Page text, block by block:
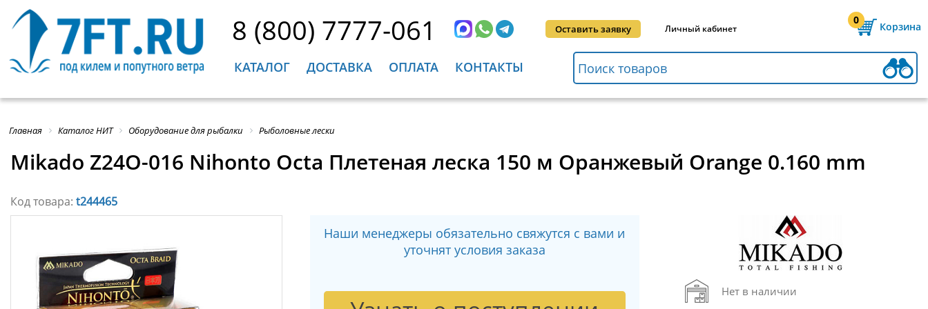
8 (800) 7777-061 Оставить заявку Личный кабинет
0
Корзина
КАТАЛОГ ДОСТАВКА ОПЛАТА КОНТАКТЫ
Главная Каталог НИТ Оборудование для рыбалки Рыболовные лески
Mikado Z24O-016 Nihonto Octa Плетеная леска 150 м Оранжевый Orange 0.160 mm
Код товара: t244465
Наши менеджеры обязательно свяжутся с вами и
уточнят условия заказа
Нет в наличии